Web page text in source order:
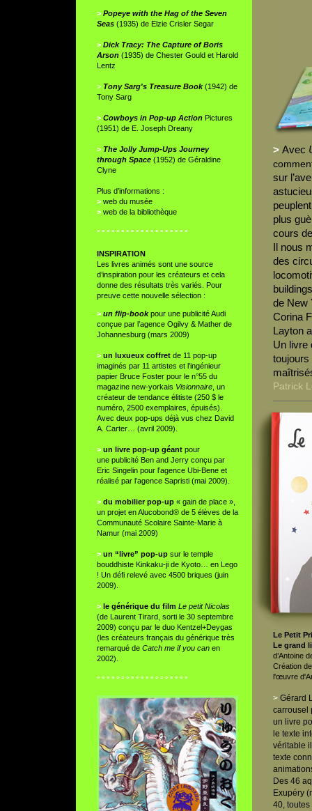
> Popeye with the Hag of the Seven
Seas(1935) de Elzie Crisler Segar
> Dick Tracy: The Capture of Boris
Arson(1935) de Chester Gould et Harold
Lentz
> Tony Sarg's Treasure Book(1942) de
Tony Sarg
> Cowboys in Pop-up ActionPictures
(1951) de E. Joseph Dreany
> The Jolly Jump-Ups Journey
through Space(1952) de Géraldine
Clyne
Plus d’informations :
> web du musée
> web de la bibliothèque
° ° ° ° ° ° ° ° ° ° ° ° ° ° ° ° ° ° °
INSPIRATION
Les livres animés sont une source
d’inspiration pour les créateurs et cela
donne des résultats très variés. Pour
preuve cette nouvelle sélection :
> un flip-bookpour une publicité Audi
conçue par l’agence Ogilvy & Mather de
Johannesburg (mars 2009)
> un luxueux coffretde 11 pop-up
imaginés par 11 artistes et l’ingénieur
papier Bruce Foster pour le n°55 du
magazine new-yorkais Visionnaire, un
créateur de tendance élitiste (250 $ le
numéro, 2500 exemplaires, épuisés).
Avec deux pop-ups déjà vus chez David
A. Carter… (avril 2009).
> un livre pop-up géantpour
une publicité Ben and Jerry conçu par
Eric Singelin pour l’agence Ubi-Bene et
réalisé par l’agence Sapristi (mai 2009).
> du mobilier pop-up« gain de place »,
un projet en Alucobond® de 5 élèves de la
Communauté Scolaire Sainte-Marie à
Namur (mai 2009)
> un “livre” pop-upsur le temple
bouddhiste Kinkaku-ji de Kyoto… en Lego
! Un défi relevé avec 4500 briques (juin
2009).
> le générique du film Le petit Nicolas
(de Laurent Tirard, sorti le 30 septembre
2009) conçu par le duo Kentzel+Deygas
(les créateurs français du générique très
remarqué de Catch me if you canen
2002).
° ° ° ° ° ° ° ° ° ° ° ° ° ° ° ° ° ° °
> Avec
sur
plus
cours
Il nous
des
de New
Corina
Layton
Un livre
toujours
Patrick
Le Petit
Le grand
d’Antoine
Création
l'œuvre
>Gérard
carrousel
un livre
le texte
véritable
texte
Des 46
Exupéry
40,